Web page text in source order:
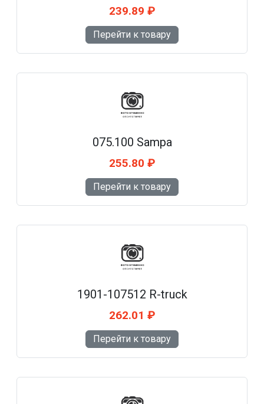
239.89 ₽
Перейти к товару
075.100 Sampa
255.80 ₽
Перейти к товару
1901-107512 R-truck
262.01 ₽
Перейти к товару